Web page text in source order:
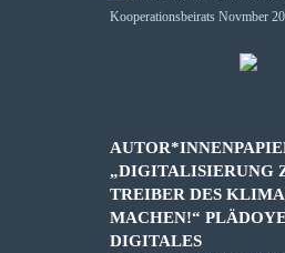
„DIGITALISIERUNG
TREIBER DES
MACHEN!“
DIGITALES